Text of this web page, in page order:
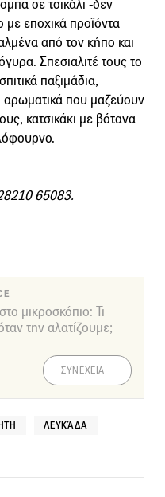
σε τσικάλι -δεν
με εποχικά προϊόντα
από τον κήπο και
Σπεσιαλιτέ τους το
παξιμάδια,
αρωματικά που μαζεύουν
κατσικάκι με βότανα
65083.
μικροσκόπιο: Τι
την αλατίζουμε;
ΣΥΝΕΧΕΙΑ
ΛΕΥΚΆΔΑ